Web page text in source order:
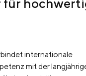
internationale
mit der